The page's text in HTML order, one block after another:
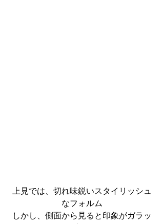
上見では、切れ味鋭いスタイリッシュ
なフォルム
しかし、側面から見ると印象がガラッ